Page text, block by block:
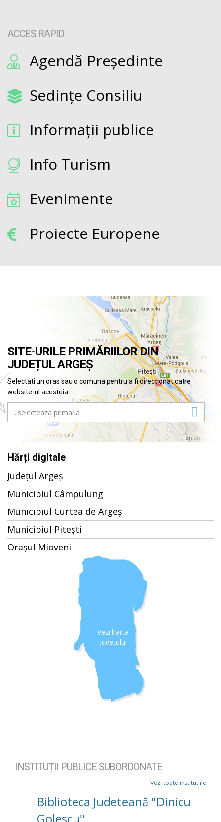
ACCES RAPID
Agendă Președinte
Sedințe Consiliu
Informații publice
Info Turism
Evenimente
Proiecte Europene
SITE-URILE PRIMĂRIILOR DIN
JUDEȚUL ARGEȘ
Selectati un oras sau o comuna pentru a fi directionat catre
website-ul acesteia
Hărți digitale
Județul Argeș
Municipiul Câmpulung
Municipiul Curtea de Argeș
Municipiul Pitești
Orașul Mioveni
Vezi harta
Judetului
INSTITUȚII PUBLICE SUBORDONATE
Vezi toate institutiile
Biblioteca Judeteană "Dinicu
Golescu"